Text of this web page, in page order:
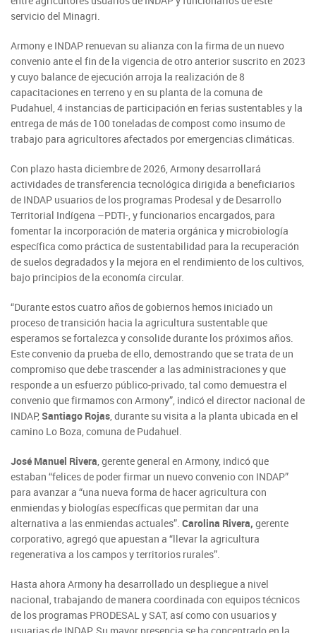
Fotografía
Biblioteca
servicio del Minagri.
Armony e INDAP renuevan su alianza con la firma de un nuevo
convenio ante el fin de la vigencia de otro anterior suscrito en 2023
y cuyo balance de ejecución arroja la realización de 8
capacitaciones en terreno y en su planta de la comuna de
Pudahuel, 4 instancias de participación en ferias sustentables y la
entrega de más de 100 toneladas de compost como insumo de
trabajo para agricultores afectados por emergencias climáticas.
Con plazo hasta diciembre de 2026, Armony desarrollará
actividades de transferencia tecnológica dirigida a beneficiarios
de INDAP usuarios de los programas Prodesal y de Desarrollo
Territorial Indígena –PDTI-, y funcionarios encargados, para
fomentar la incorporación de materia orgánica y microbiología
específica como práctica de sustentabilidad para la recuperación
de suelos degradados y la mejora en el rendimiento de los cultivos,
bajo principios de la economía circular.
“Durante estos cuatro años de gobiernos hemos iniciado un
proceso de transición hacia la agricultura sustentable que
esperamos se fortalezca y consolide durante los próximos años.
Este convenio da prueba de ello, demostrando que se trata de un
compromiso que debe trascender a las administraciones y que
responde a un esfuerzo público-privado, tal como demuestra el
convenio que firmamos con Armony”, indicó el director nacional de
INDAP,Santiago Rojas, durante su visita a la planta ubicada en el
camino Lo Boza, comuna de Pudahuel.
José Manuel Rivera, gerente general en Armony, indicó que
estaban “felices de poder firmar un nuevo convenio con INDAP”
para avanzar a “una nueva forma de hacer agricultura con
enmiendas y biologías específicas que permitan dar una
alternativa a las enmiendas actuales”. Carolina Rivera, gerente
corporativo, agregó que apuestan a “llevar la agricultura
regenerativa a los campos y territorios rurales”.
Hasta ahora Armony ha desarrollado un despliegue a nivel
nacional, trabajando de manera coordinada con equipos técnicos
de los programas PRODESAL y SAT, así como con usuarios y